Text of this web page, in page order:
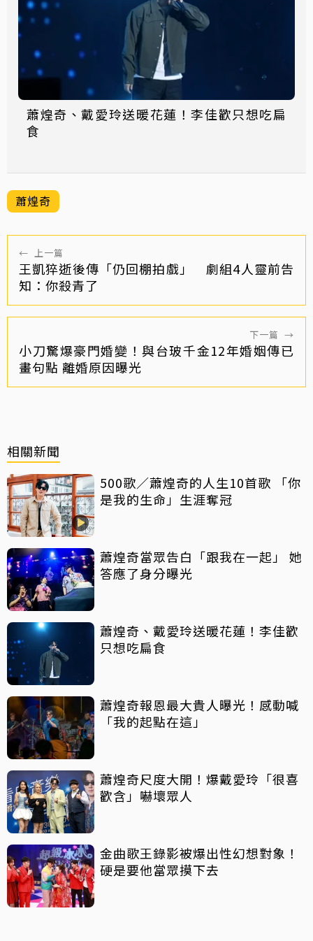
蕭煌奇、戴愛玲送暖花蓮！李佳歡只想吃扁
食
蕭煌奇
← 上一篇
王凱猝逝後傳「仍回棚拍戲」 劇組4人靈前告
知：你殺青了
下一篇 →
小刀驚爆豪門婚變！與台玻千金12年婚姻傳已
畫句點 離婚原因曝光
相關新聞
500歌／蕭煌奇的人生10首歌 「你
是我的生命」生涯奪冠
蕭煌奇當眾告白「跟我在一起」 她
答應了身分曝光
蕭煌奇、戴愛玲送暖花蓮！李佳歡
只想吃扁食
蕭煌奇報恩最大貴人曝光！感動喊
「我的起點在這」
蕭煌奇尺度大開！爆戴愛玲「很喜
歡含」嚇壞眾人
金曲歌王錄影被爆出性幻想對象！
硬是要他當眾摸下去